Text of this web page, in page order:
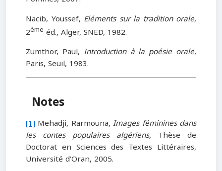
Nacib, Youssef, Eléments sur la tradition orale,
2ème éd., Alger, SNED, 1982.
Zumthor, Paul, Introduction à la poésie orale,
Paris, Seuil, 1983.
Notes
[1] Mehadji, Rarmouna,Images féminines dans
les contes populaires algériens, Thèse de
Doctorat en Sciences des Textes Littéraires,
Université d’Oran, 2005.